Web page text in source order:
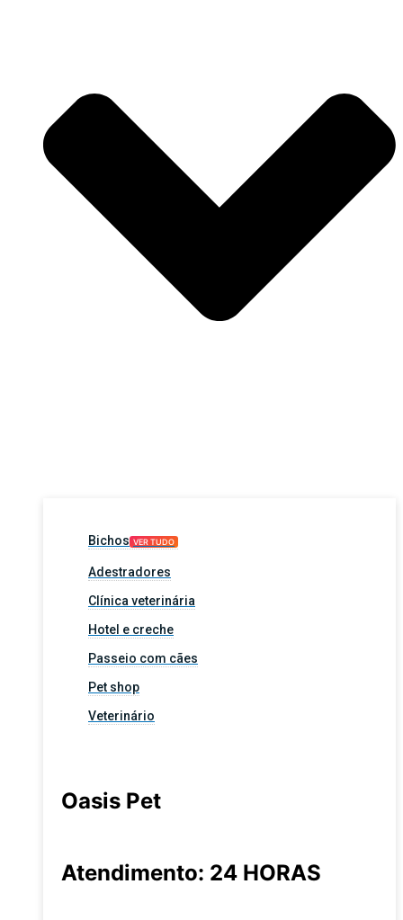
Bichos VER TUDO
Adestradores
Clínica veterinária
Hotel e creche
Passeio com cães
Pet shop
Veterinário
Oasis Pet
Atendimento: 24 HORAS